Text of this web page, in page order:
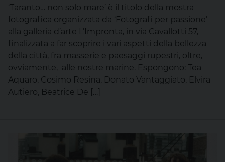
‘Taranto… non solo mare’ è il titolo della mostra
fotografica organizzata da ‘Fotografi per passione’
alla galleria d’arte L’Impronta, in via Cavallotti 57,
finalizzata a far scoprire i vari aspetti della bellezza
della città, fra masserie e paesaggi rupestri, oltre,
ovviamente, alle nostre marine. Espongono: Tea
Aquaro, Cosimo Resina, Donato Vantaggiato, Elvira
Autiero, Beatrice De […]